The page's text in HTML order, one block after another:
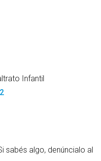
Infantil
sabés algo, denúncialo al